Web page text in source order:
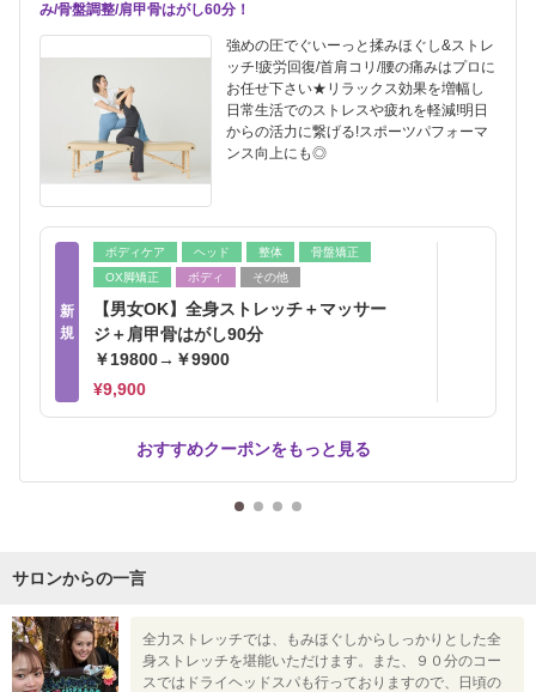
み/骨盤調整/肩甲骨はがし60分！
強めの圧でぐいーっと揉みほぐし&ストレ
ッチ!疲労回復/首肩コリ/腰の痛みはプロに
お任せ下さい★リラックス効果を増幅し
日常生活でのストレスや疲れを軽減!明日
からの活力に繋げる!スポーツパフォーマ
ンス向上にも◎
新
規
ボディケア ヘッド 整体
骨盤矯正
OX脚矯正
ボディ その他
【男女OK】全身ストレッチ＋マッサー
ジ＋肩甲骨はがし90分
￥19800→￥9900
¥9,900
おすすめクーポンをもっと見る
サロンからの一言
全力ストレッチでは、もみほぐしからしっかりとした全
身ストレッチを堪能いただけます。また、９０分のコー
スではドライヘッドスパも行っておりますので、日頃の